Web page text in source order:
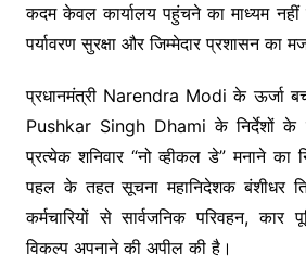
कदम केवल कार्यालय पहुंचने का माध्यम नहीं
पर्यावरण सुरक्षा और जिम्मेदार प्रशासन का
प्रधानमंत्री Narendra Modi के ऊर्जा
Pushkar Singh Dhami के निर्देशों
प्रत्येक शनिवार “नो व्हीकल डे” मनाने का
पहल के तहत सूचना महानिदेशक बंशीधर
कर्मचारियों से सार्वजनिक परिवहन,
विकल्प अपनाने की अपील की है।